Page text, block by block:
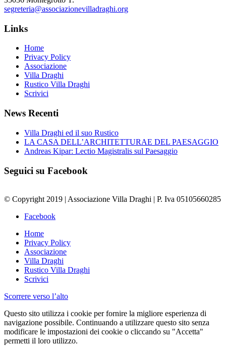
segreteria@associazionevilladraghi.org
Links
Home
Privacy Policy
Associazione
Villa Draghi
Rustico Villa Draghi
Scrivici
News Recenti
Villa Draghi ed il suo Rustico
LA CASA DELL’ARCHITETTURAE DEL PAESAGGIO
Andreas Kipar: Lectio Magistralis sul Paesaggio
Seguici su Facebook
© Copyright 2019 | Associazione Villa Draghi | P. Iva 05105660285
Facebook
Home
Privacy Policy
Associazione
Villa Draghi
Rustico Villa Draghi
Scrivici
Scorrere verso l’alto
Questo sito utilizza i cookie per fornire la migliore esperienza di
navigazione possibile. Continuando a utilizzare questo sito senza
modificare le impostazioni dei cookie o cliccando su "Accetta"
permetti il loro utilizzo.